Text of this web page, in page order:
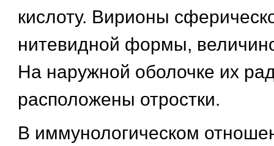
кислоту. Вирионы
нитевидной формы,
На наружной оболочке их
расположены отростки.
В иммунологическом